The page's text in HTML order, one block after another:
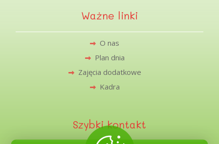
Ważne linki
O nas
Plan dnia
Zajęcia dodatkowe
Kadra
Szybki kontakt